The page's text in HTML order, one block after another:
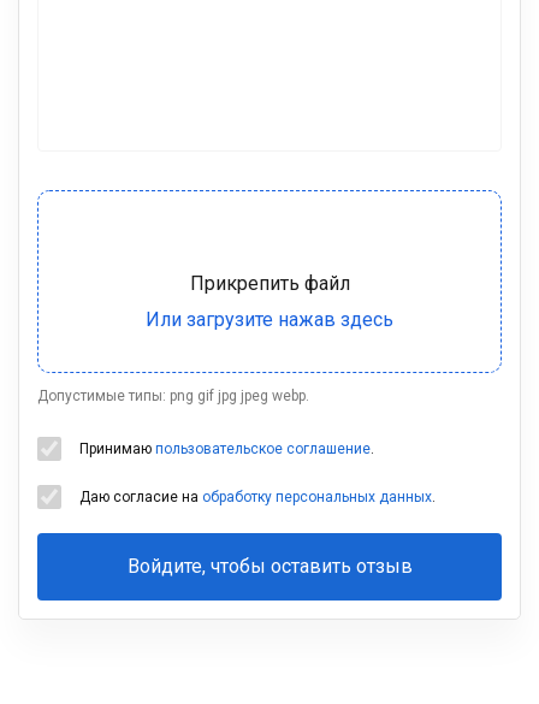
Допустимые типы: png gif jpg jpeg webp.
Принимаю пользовательское соглашение.
Даю согласие на обработку персональных данных.
Войдите, чтобы оставить отзыв
Ваша